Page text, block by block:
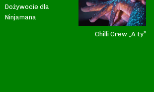
Dożywocie dla
Ninjamana
Chilli Crew „A ty”